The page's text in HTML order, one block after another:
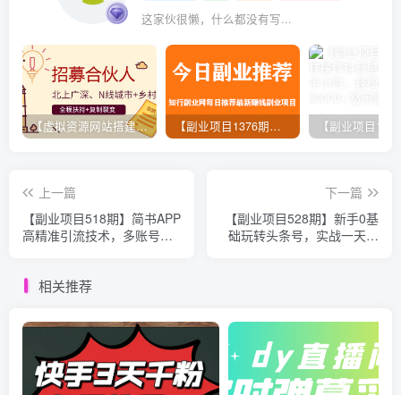
这家伙很懒，什么都没有写...
【虚拟资源网站搭建服务】加盟本站系统，做一个和本站一样的独立网站，躺赚的项目 【副业项目1376期】龟课最新闲鱼项目玩法实战教程_全新升级月收益几千到几万
上一篇
【副业项目518期】简书APP
高精准引流技术，多账号高
下一篇
【副业项目528期】新手0基
础玩转头条号，实战一天涨
相关推荐